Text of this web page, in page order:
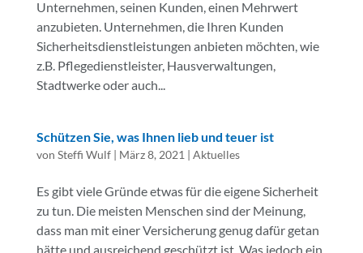
Unternehmen, seinen Kunden, einen Mehrwert
anzubieten. Unternehmen, die Ihren Kunden
Sicherheitsdienstleistungen anbieten möchten, wie
z.B. Pflegedienstleister, Hausverwaltungen,
Stadtwerke oder auch...
Schützen Sie, was Ihnen lieb und teuer ist
von Steffi Wulf| März 8, 2021 | Aktuelles
Es gibt viele Gründe etwas für die eigene Sicherheit
zu tun. Die meisten Menschen sind der Meinung,
dass man mit einer Versicherung genug dafür getan
hätte und ausreichend geschützt ist. Was jedoch ein